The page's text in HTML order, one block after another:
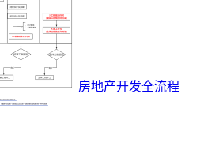
房地产开发全流程